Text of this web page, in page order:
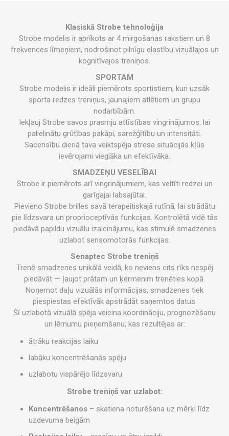
Klasiskā Strobe tehnoloģija
Strobe modelis ir aprīkots ar 4 mirgošanas rakstiem un 8
frekvences līmeņiem, nodrošinot pilnīgu elastību vizuālajos un
kognitīvajos treniņos.
SPORTAM
Strobe modelis ir ideāli piemērots sportistiem, kuri uzsāk
sporta redzes treniņus, jaunajiem atlētiem un grupu
nodarbībām.
Iekļauj Strobe savos prasmju attīstības vingrinājumos, lai
palielinātu grūtības pakāpi, sarežģītību un intensitāti.
Sacensību dienā tava veiktspēja stresa situācijās kļūs
ievērojami vieglāka un efektīvāka.
SMADZEŅU VESELĪBAI
Strobe ir piemērots arī vingrinājumiem, kas veltīti redzei un
garīgajai labsajūtai.
Pievieno Strobe brilles savā terapeitiskajā rutīnā, lai strādātu
pie līdzsvara un proprioceptīvās funkcijas. Kontrolētā vidē tās
piedāvā papildu vizuālu izaicinājumu, kas stimulē smadzenes
uzlabot sensomotorās funkcijas.
Senaptec Strobe treniņš
Trenē smadzenes unikālā veidā, ko neviens cits rīks nespēj
piedāvāt — ļaujot prātam un ķermenim trenēties kopā.
Noņemot daļu vizuālās informācijas, smadzenes tiek
piespiestas efektīvāk apstrādāt saņemtos datus.
Šī uzlabotā vizuālā spēja veicina koordināciju, prognozēšanu
un lēmumu pieņemšanu, kas rezultējas ar:
ātrāku reakcijas laiku
labāku koncentrēšanās spēju
uzlabotu vispārējo līdzsvaru
Strobe treniņš var uzlabot:
Koncentrēšanos – skatiena noturēšana uz mērķi līdz
uzdevuma beigām